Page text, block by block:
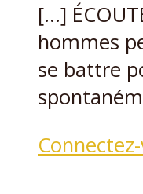
[…]
hommes
se battre